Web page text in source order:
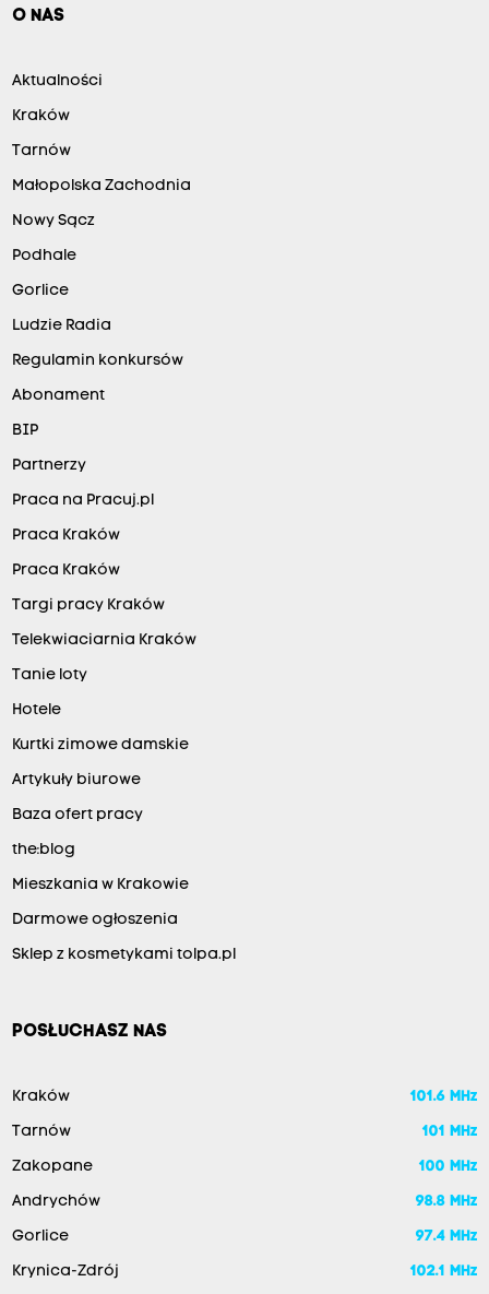
O NAS
Aktualności
Kraków
Tarnów
Małopolska Zachodnia
Nowy Sącz
Podhale
Gorlice
Ludzie Radia
Regulamin konkursów
Abonament
BIP
Partnerzy
Praca na Pracuj.pl
Praca Kraków
Praca Kraków
Targi pracy Kraków
Telekwiaciarnia Kraków
Tanie loty
Hotele
Kurtki zimowe damskie
Artykuły biurowe
Baza ofert pracy
the:blog
Mieszkania w Krakowie
Darmowe ogłoszenia
Sklep z kosmetykami tolpa.pl
POSŁUCHASZ NAS
Kraków 101.6 MHz
Tarnów 101 MHz
Zakopane 100 MHz
Andrychów 98.8 MHz
Gorlice 97.4 MHz
Krynica-Zdrój 102.1 MHz